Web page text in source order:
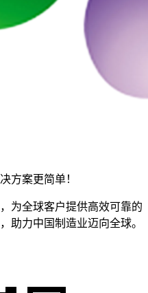
方案更简单！
为全球客户提供高效可靠的
助力中国制造业迈向全球。